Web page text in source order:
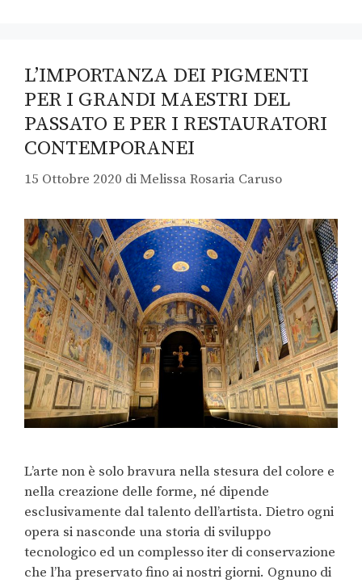
L’IMPORTANZA DEI PIGMENTI
PER I GRANDI MAESTRI DEL
PASSATO E PER I RESTAURATORI
CONTEMPORANEI
15 Ottobre 2020 diMelissa Rosaria Caruso
L’arte non è solo bravura nella stesura del colore e
nella creazione delle forme, né dipende
esclusivamente dal talento dell’artista. Dietro ogni
opera si nasconde una storia di sviluppo
tecnologico ed un complesso iter di conservazione
che l’ha preservato fino ai nostri giorni. Ognuno di